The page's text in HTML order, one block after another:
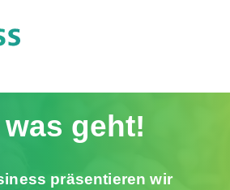
geht!
präsentieren wir